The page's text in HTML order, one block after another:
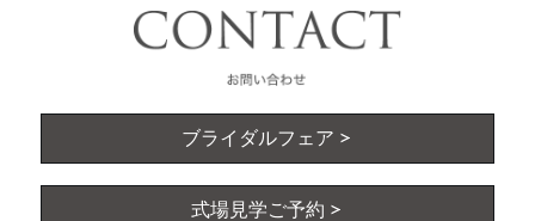
ブライダルフェア
式場見学ご予約